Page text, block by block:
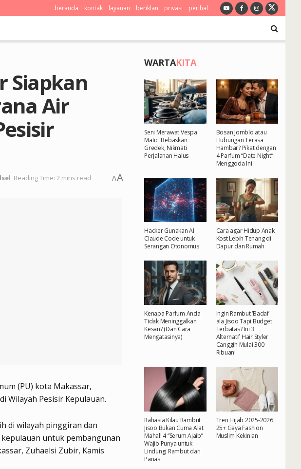
beranda kontak layanan beriklan privasi perihal
Siapkan
Air
Reading Time: 2 mins read AA
(PU) kota Makassar,
Wilayah Pesisir Kepulauan.
di wilayah pinggiran dan
untuk pembangunan
Zuhaelsi Zubir, Kamis
WARTAKITA
Seni Merawat Vespa
Matic: Bebaskan
Gredek, Nikmati
Perjalanan Halus
Bosan Jomblo atau
Hubungan Terasa
Hambar? Pikat dengan
4 Parfum “Date Night”
Menggoda Ini
Hacker Gunakan AI
Claude Code untuk
Serangan Otonomus
Cara agar Hidup Anak
Kost Lebih Tenang di
Dapur dan Rumah
Kenapa Parfum Anda
Tidak Meninggalkan
Kesan? (Dan Cara
Mengatasinya)
Ingin Rambut ‘Badai’
ala Jisoo Tapi Budget
Terbatas? Ini 3
Alternatif Hair Styler
Canggih Mulai 300
Ribuan!
Rahasia Kilau Rambut
Jisoo Bukan Cuma Alat
Mahal! 4 “Serum Ajaib”
Wajib Punya untuk
Lindungi Rambut dari
Panas
Tren Hijab 2025-2026:
25+ Gaya Fashion
Muslim Kekinian